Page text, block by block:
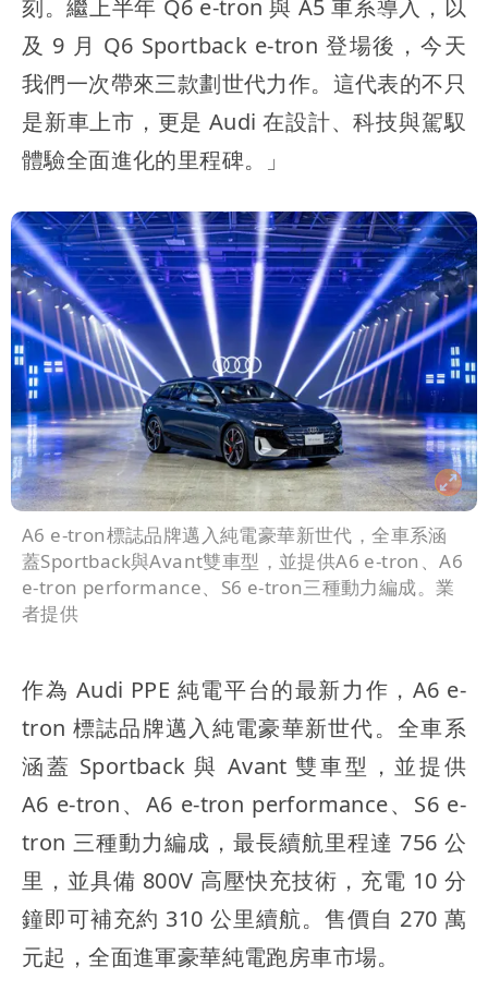
刻。繼上半年 Q6 e-tron 與 A5 車系導入，以
及 9 月 Q6 Sportback e-tron 登場後，今天
我們一次帶來三款劃世代力作。這代表的不只
是新車上市，更是 Audi 在設計、科技與駕馭
體驗全面進化的里程碑。」
A6 e-tron標誌品牌邁入純電豪華新世代，全車系涵
蓋Sportback與Avant雙車型，並提供A6 e-tron、A6
e-tron performance、S6 e-tron三種動力編成。業
者提供
作為 Audi PPE 純電平台的最新力作，A6 e-
tron 標誌品牌邁入純電豪華新世代。全車系
涵蓋 Sportback 與 Avant 雙車型，並提供
A6 e-tron、A6 e-tron performance、S6 e-
tron 三種動力編成，最長續航里程達 756 公
里，並具備 800V 高壓快充技術，充電 10 分
鐘即可補充約 310 公里續航。售價自 270 萬
元起，全面進軍豪華純電跑房車市場。